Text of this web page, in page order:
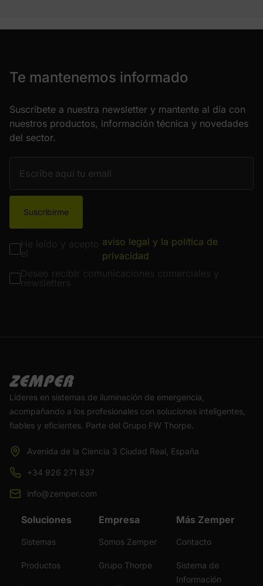
Te mantenemos informado
Suscríbete a nuestra newsletter y mantente al día con
nuestros productos, información técnica y novedades
del sector.
Suscribirme
aviso legal y la política de
privacidad
Líderes en sistemas de iluminación de emergencia,
acompañando a los profesionales con soluciones inteligentes,
fiables y eficientes. Parte del Grupo FW Thorpe.
Avenida de la Ciencia 3 Ciudad Real, España
+34 926 271 837
info@zemper.com
Soluciones
Sistemas
Productos
Empresa
Somos Zemper
Grupo Thorpe
Más Zemper
Contacto
Sistema de
Información